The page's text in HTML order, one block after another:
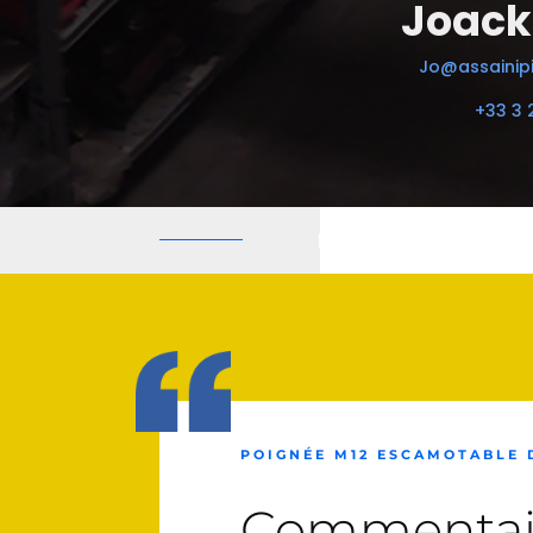
+33 3
POIGNÉE M12 ESCAMOTABLE